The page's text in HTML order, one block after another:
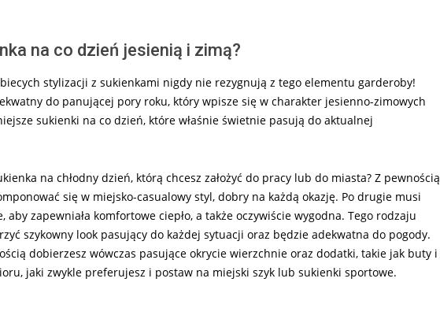
na co dzień jesienią i zimą?
stylizacji z sukienkami nigdy nie rezygnują z tego elementu garderoby!
do panującej pory roku, który wpisze się w charakter jesienno-zimowych
sukienki na co dzień, które właśnie świetnie pasują do aktualnej
na chłodny dzień, którą chcesz założyć do pracy lub do miasta? Z pewnością
się w miejsko-casualowy styl, dobry na każdą okazję. Po drugie musi
zapewniała komfortowe ciepło, a także oczywiście wygodna. Tego rodzaju
szykowny look pasujący do każdej sytuacji oraz będzie adekwatna do pogody.
dobierzesz wówczas pasujące okrycie wierzchnie oraz dodatki, takie jak buty i
jaki zwykle preferujesz i postaw na miejski szyk lub sukienki sportowe.